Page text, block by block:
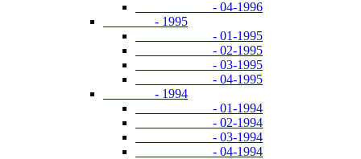
- 04-1996
- 1995
- 01-1995
- 02-1995
- 03-1995
- 04-1995
- 1994
- 01-1994
- 02-1994
- 03-1994
- 04-1994